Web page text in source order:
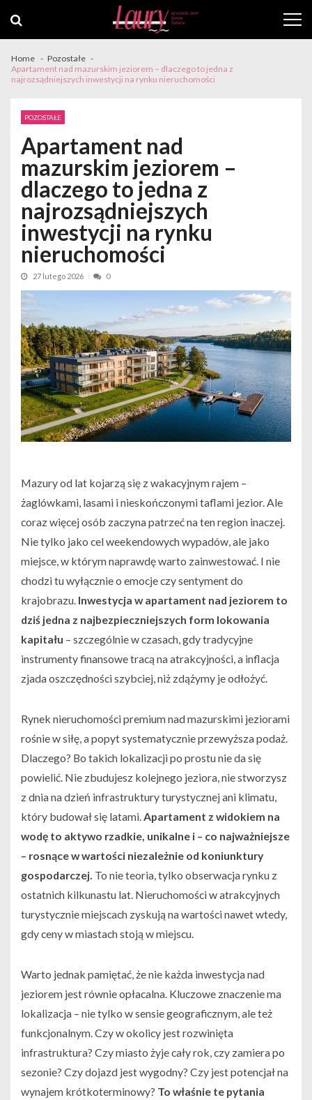
navigation
content
Home
Pozostałe
Apartament nad mazurskim jeziorem – dlaczego to jedna z
najrozsądniejszych inwestycji na rynku nieruchomości
POZOSTAŁE
Apartament nad
mazurskim jeziorem –
dlaczego to jedna z
najrozsądniejszych
inwestycji na rynku
nieruchomości
27 lutego 2026 0
Mazury od lat kojarzą się z wakacyjnym rajem –
żaglówkami, lasami i nieskończonymi taflami jezior. Ale
coraz więcej osób zaczyna patrzeć na ten region inaczej.
Nie tylko jako cel weekendowych wypadów, ale jako
miejsce, w którym naprawdę warto zainwestować. I nie
chodzi tu wyłącznie o emocje czy sentyment do
krajobrazu. Inwestycja w apartament nad jeziorem to
dziś jedna z najbezpieczniejszych form lokowania
kapitału – szczególnie w czasach, gdy tradycyjne
instrumenty finansowe tracą na atrakcyjności, a inflacja
zjada oszczędności szybciej, niż zdążymy je odłożyć.
Rynek nieruchomości premium nad mazurskimi jeziorami
rośnie w siłę, a popyt systematycznie przewyższa podaż.
Dlaczego? Bo takich lokalizacji po prostu nie da się
powielić. Nie zbudujesz kolejnego jeziora, nie stworzysz
z dnia na dzień infrastruktury turystycznej ani klimatu,
który budował się latami.Apartament z widokiem na
wodę to aktywo rzadkie, unikalne i – co najważniejsze
– rosnące w wartości niezależnie od koniunktury
gospodarczej. To nie teoria, tylko obserwacja rynku z
ostatnich kilkunastu lat. Nieruchomości w atrakcyjnych
turystycznie miejscach zyskują na wartości nawet wtedy,
gdy ceny w miastach stoją w miejscu.
Warto jednak pamiętać, że nie każda inwestycja nad
jeziorem jest równie opłacalna. Kluczowe znaczenie ma
lokalizacja – nie tylko w sensie geograficznym, ale też
funkcjonalnym. Czy w okolicy jest rozwinięta
infrastruktura? Czy miasto żyje cały rok, czy zamiera po
sezonie? Czy dojazd jest wygodny? Czy jest potencjał na
wynajem krótkoterminowy? To właśnie te pytania